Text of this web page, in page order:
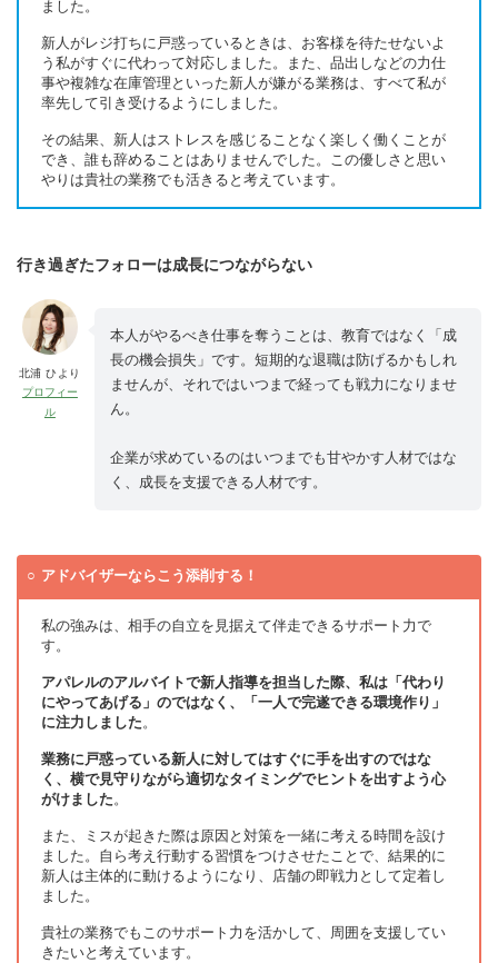
ました。
新人がレジ打ちに戸惑っているときは、お客様を待たせないよ
う私がすぐに代わって対応しました。また、品出しなどの力仕
事や複雑な在庫管理といった新人が嫌がる業務は、すべて私が
率先して引き受けるようにしました。
その結果、新人はストレスを感じることなく楽しく働くことが
でき、誰も辞めることはありませんでした。この優しさと思い
やりは貴社の業務でも活きると考えています。
行き過ぎたフォローは成長につながらない
北浦 ひより
プロフィー
ル
本人がやるべき仕事を奪うことは、教育ではなく「成
長の機会損失」です。短期的な退職は防げるかもしれ
ませんが、それではいつまで経っても戦力になりませ
ん。
企業が求めているのはいつまでも甘やかす人材ではな
く、成長を支援できる人材です。
アドバイザーならこう添削する！
私の強みは、相手の自立を見据えて伴走できるサポート力で
す。
アパレルのアルバイトで新人指導を担当した際、私は「代わり
にやってあげる」のではなく、「一人で完遂できる環境作り」
に注力しました。
業務に戸惑っている新人に対してはすぐに手を出すのではな
く、横で見守りながら適切なタイミングでヒントを出すよう心
がけました。
また、ミスが起きた際は原因と対策を一緒に考える時間を設け
ました。自ら考え行動する習慣をつけさせたことで、結果的に
新人は主体的に動けるようになり、店舗の即戦力として定着し
ました。
貴社の業務でもこのサポート力を活かして、周囲を支援してい
きたいと考えています。